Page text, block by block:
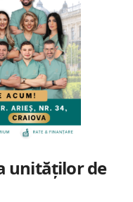
unităților de